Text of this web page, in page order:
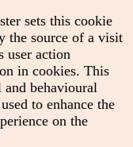
sets this cookie
the source of a visit
user action
in cookies. This
and behavioural
to enhance the
on the